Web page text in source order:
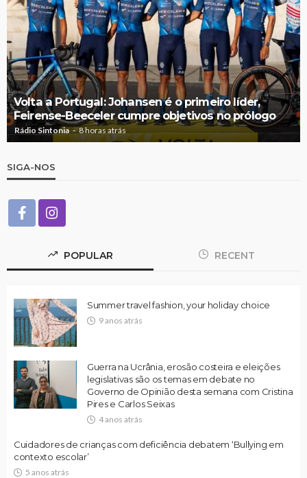
Volta a Portugal: Johansen é o primeiro líder,
Feirense-Beeceler cumpre objetivos no prólogo
Rádio Sintonia 8 horas atrás
SIGA-NOS
POPULAR RECENT
Summer travel fashion, your holiday choice
9 anos atrás
Guerra na Ucrânia, erosão costeira e eleições
legislativas são os temas em debate no
Governo de Opinião desta semana com Cristina
Pires e Carlos Seixas
4 anos atrás
Cuidadores de crianças com deficiência debatem ‘Bullying em
contexto escolar’
5 anos atrás